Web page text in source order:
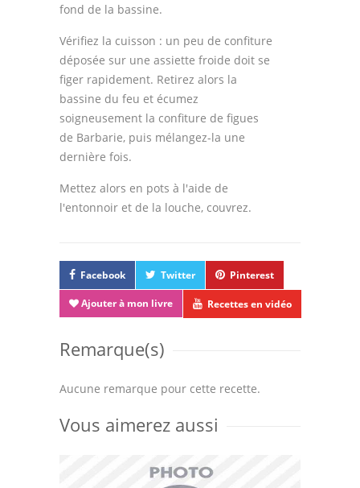
fond de la bassine.
Vérifiez la cuisson : un peu de confiture
déposée sur une assiette froide doit se
figer rapidement. Retirez alors la
bassine du feu et écumez
soigneusement la confiture de figues
de Barbarie, puis mélangez-la une
dernière fois.
Mettez alors en pots à l'aide de
l'entonnoir et de la louche, couvrez.
Facebook Twitter Pinterest
Ajouter à mon livre Recettes en vidéo
Remarque(s)
Aucune remarque pour cette recette.
Vous aimerez aussi